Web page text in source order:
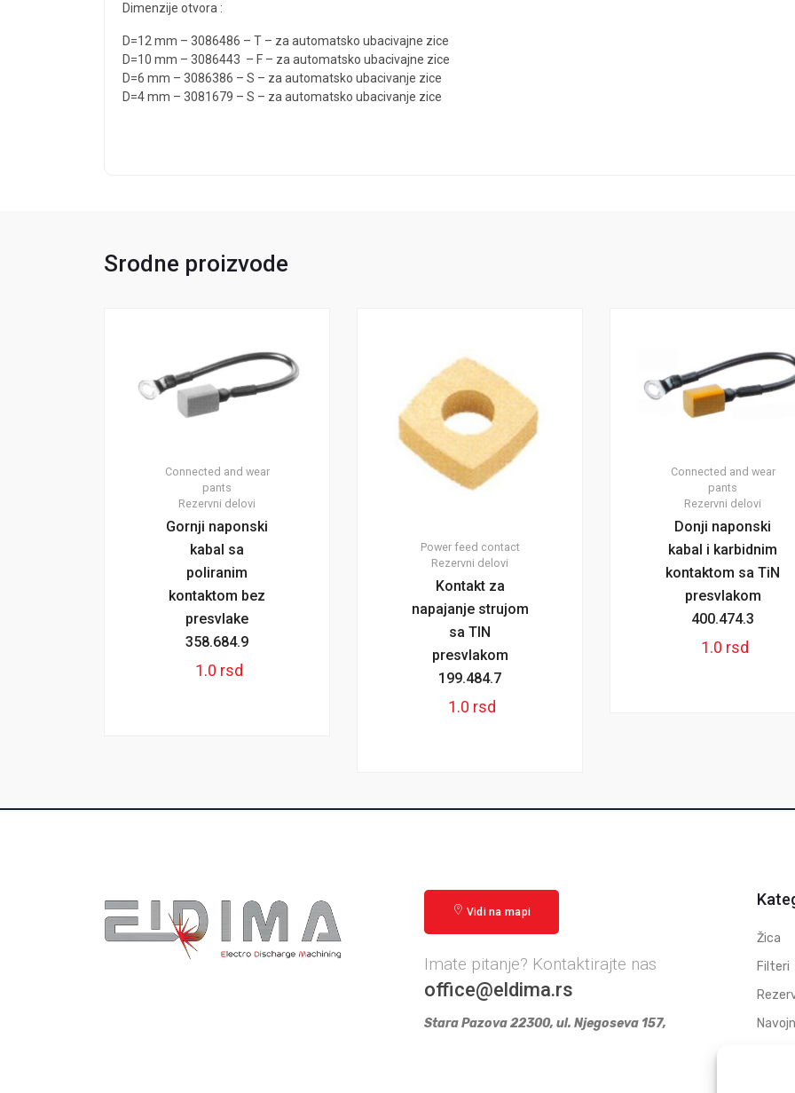
Dimenzije otvora :
D=12 mm – 3086486 – T – za automatsko ubacivajne zice
D=10 mm – 3086443 – F – za automatsko ubacivajne zice
D=6 mm – 3086386 – S – za automatsko ubacivanje zice
D=4 mm – 3081679 – S – za automatsko ubacivanje zice
Srodne proizvode
Connected and wear
pants
Rezervni delovi
Gornji naponski
kabal sa
poliranim
kontaktom bez
presvlake
358.684.9
1.0 rsd
Power feed contact
Rezervni delovi
Kontakt za
napajanje strujom
sa TIN
presvlakom
199.484.7
1.0 rsd
Connected and wear
pants
Rezervni delovi
Donji naponski
kabal i karbidnim
kontaktom sa TiN
presvlakom
400.474.3
1.0 rsd
Vidi na mapi
Imate pitanje? Kontaktirajte nas
office@eldima.rs
Stara Pazova 22300, ul. Njegoseva 157,
Žica
Filteri